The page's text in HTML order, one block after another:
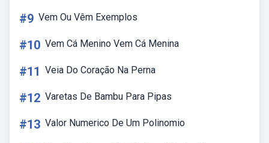
#9 Vem Ou Vêm Exemplos
#10 Vem Cá Menino Vem Cá Menina
#11 Veia Do Coração Na Perna
#12 Varetas De Bambu Para Pipas
#13 Valor Numerico De Um Polinomio